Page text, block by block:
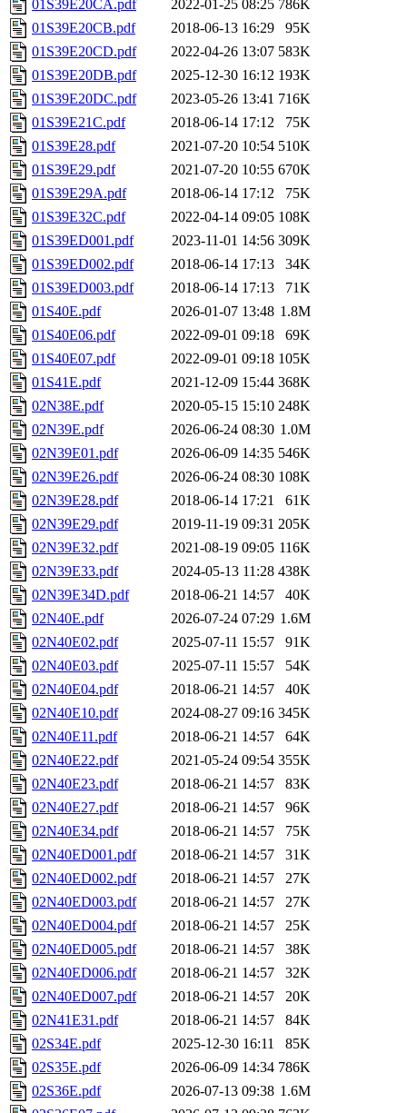
01S39E20CA.pdf
2022-01-25 08:25 786K
01S39E20CB.pdf
2018-06-13 16:29
95K
01S39E20CD.pdf
2022-04-26 13:07 583K
01S39E20DB.pdf
2025-12-30 16:12 193K
01S39E20DC.pdf
2023-05-26 13:41 716K
01S39E21C.pdf
2018-06-14 17:12
75K
01S39E28.pdf
2021-07-20 10:54 510K
01S39E29.pdf
2021-07-20 10:55 670K
01S39E29A.pdf
2018-06-14 17:12
75K
01S39E32C.pdf
2022-04-14 09:05 108K
01S39ED001.pdf
2023-11-01 14:56 309K
01S39ED002.pdf
2018-06-14 17:13
34K
01S39ED003.pdf
2018-06-14 17:13
71K
01S40E.pdf
2026-01-07 13:48 1.8M
01S40E06.pdf
2022-09-01 09:18
69K
01S40E07.pdf
2022-09-01 09:18 105K
01S41E.pdf
2021-12-09 15:44 368K
02N38E.pdf
2020-05-15 15:10 248K
02N39E.pdf
2026-06-24 08:30 1.0M
02N39E01.pdf
2026-06-09 14:35 546K
02N39E26.pdf
2026-06-24 08:30 108K
02N39E28.pdf
2018-06-14 17:21
61K
02N39E29.pdf
2019-11-19 09:31 205K
02N39E32.pdf
2021-08-19 09:05 116K
02N39E33.pdf
2024-05-13 11:28 438K
02N39E34D.pdf
2018-06-21 14:57
40K
02N40E.pdf
2026-07-24 07:29 1.6M
02N40E02.pdf
2025-07-11 15:57
91K
02N40E03.pdf
2025-07-11 15:57
54K
02N40E04.pdf
2018-06-21 14:57
40K
02N40E10.pdf
2024-08-27 09:16 345K
02N40E11.pdf
2018-06-21 14:57
64K
02N40E22.pdf
2021-05-24 09:54 355K
02N40E23.pdf
2018-06-21 14:57
83K
02N40E27.pdf
2018-06-21 14:57
96K
02N40E34.pdf
2018-06-21 14:57
75K
02N40ED001.pdf
2018-06-21 14:57
31K
02N40ED002.pdf
2018-06-21 14:57
27K
02N40ED003.pdf
2018-06-21 14:57
27K
02N40ED004.pdf
2018-06-21 14:57
25K
02N40ED005.pdf
2018-06-21 14:57
38K
02N40ED006.pdf
2018-06-21 14:57
32K
02N40ED007.pdf
2018-06-21 14:57
20K
02N41E31.pdf
2018-06-21 14:57
84K
02S34E.pdf
2025-12-30 16:11
85K
02S35E.pdf
2026-06-09 14:34 786K
02S36E.pdf
2026-07-13 09:38 1.6M